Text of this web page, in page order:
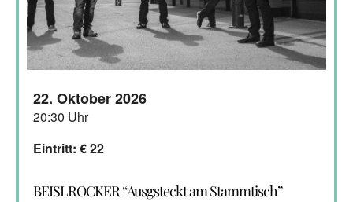
22. Oktober 2026
20:30 Uhr
Eintritt: € 22
BEISLROCKER “Ausgsteckt am Stammtisch”